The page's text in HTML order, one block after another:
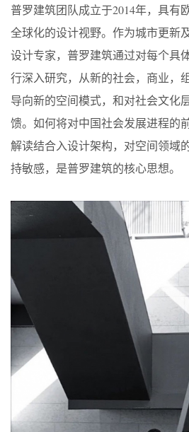
普罗建筑团队成立于2014年，具有
全球化的设计视野。作为城市更新
设计专家，普罗建筑通过对每个具
行深入研究，从新的社会，商业，
导向新的空间模式，和对社会文化
馈。如何将对中国社会发展进程的
解读结合入设计架构，对空间领域
持敏感，是普罗建筑的核心思想。